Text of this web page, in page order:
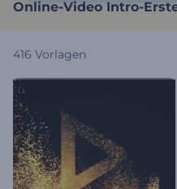
Online-Video Intro-
416 Vorlagen